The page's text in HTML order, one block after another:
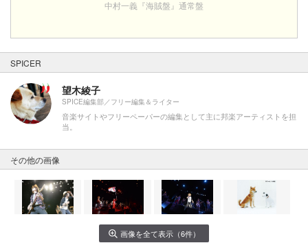
中村一義『海賊盤』通常盤
SPICER
望木綾子
SPICE編集部／フリー編集＆ライター
音楽サイトやフリーペーパーの編集として主に邦楽アーティストを担
当。
その他の画像
画像を全て表示（6件）